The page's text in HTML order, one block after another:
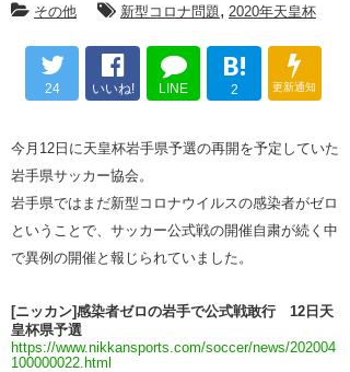
その他 新型コロナ問題, 2020年天皇杯
24 いいね! LINE
B!
2 更新通知
今月12日に天皇杯岩手県予選の再開を予定していた
岩手県サッカー協会。
岩手県ではまだ新型コロナウイルスの感染者がゼロ
ということで、サッカー公式戦の開催自粛が続く中
で異例の開催と報じられていました。
[ニッカン]感染者ゼロの岩手で公式戦敢行 12日天
皇杯県予選
https://www.nikkansports.com/soccer/news/202004
100000022.html